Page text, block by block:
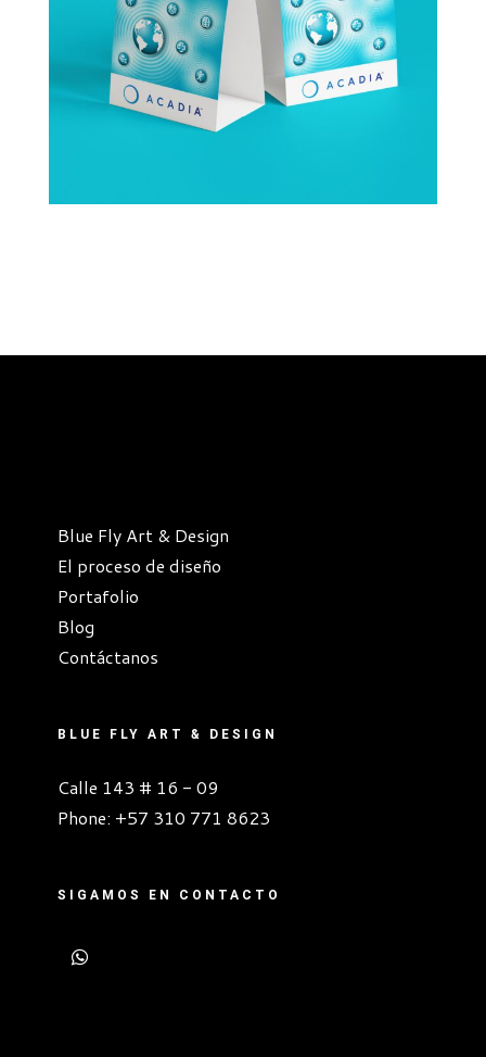
Blue Fly Art & Design
El proceso de diseño
Portafolio
Blog
Contáctanos
BLUE FLY ART & DESIGN
Calle 143 # 16 - 09
Phone: +57 310 771 8623
SIGAMOS EN CONTACTO